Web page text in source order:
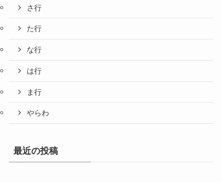
さ行
た行
な行
は行
ま行
やらわ
最近の投稿